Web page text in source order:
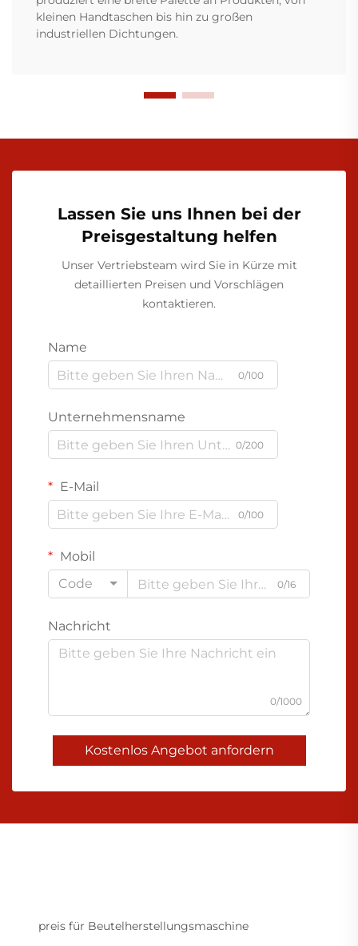
kleinen Handtaschen bis hin zu großen
industriellen Dichtungen.
Lassen Sie uns Ihnen bei der
Preisgestaltung helfen
Unser Vertriebsteam wird Sie in Kürze mit
detaillierten Preisen und Vorschlägen
kontaktieren.
Name
0/100
Unternehmensname
0/200
E-Mail
0/100
Mobil
Code
0/16
Nachricht
0/1000
Kostenlos Angebot anfordern
preis für Beutelherstellungsmaschine